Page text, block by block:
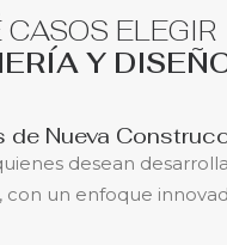
CASOS ELEGIR
Y
de Nueva
desean
con un enfoque